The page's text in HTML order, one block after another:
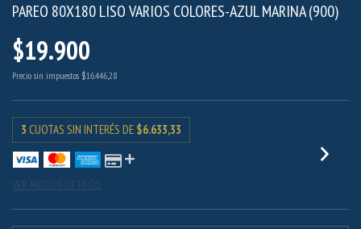
PAREO 80X180 LISO VARIOS COLORES-AZUL MARINA (900)
$19.900
Precio sin impuestos $16.446,28
3 CUOTAS SIN INTERÉS DE $6.633,33
VER MEDIOS DE PAGO